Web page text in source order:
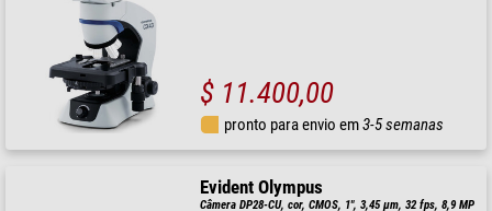
$ 11.400,00
pronto para envio em3-5 semanas
Evident Olympus
Câmera DP28-CU, cor, CMOS, 1", 3,45 µm, 32 fps, 8,9 MP